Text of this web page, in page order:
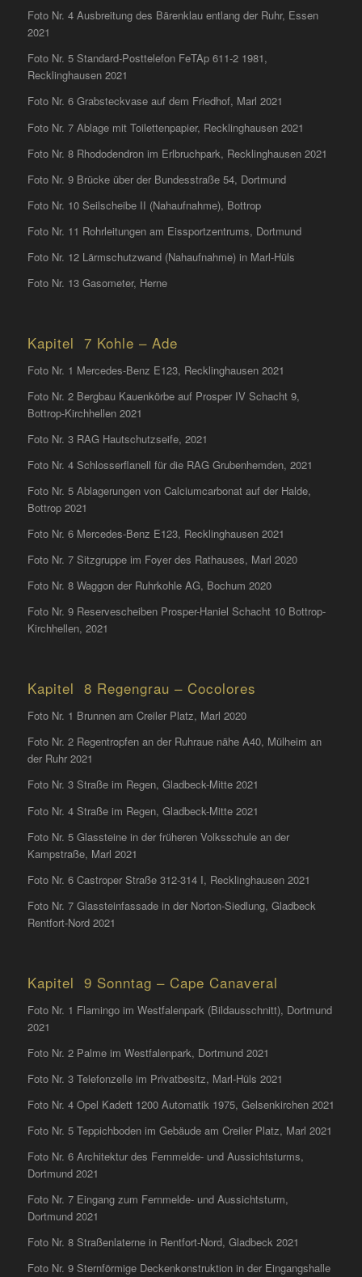
Foto Nr. 4 Ausbreitung des Bärenklau entlang der Ruhr, Essen
2021
Foto Nr. 5 Standard-Posttelefon FeTAp 611-2 1981,
Recklinghausen 2021
Foto Nr. 6 Grabsteckvase auf dem Friedhof, Marl 2021
Foto Nr. 7 Ablage mit Toilettenpapier, Recklinghausen 2021
Foto Nr. 8 Rhododendron im Erlbruchpark, Recklinghausen 2021
Foto Nr. 9 Brücke über der Bundesstraße 54, Dortmund
Foto Nr. 10 Seilscheibe II (Nahaufnahme), Bottrop
Foto Nr. 11 Rohrleitungen am Eissportzentrums, Dortmund
Foto Nr. 12 Lärmschutzwand (Nahaufnahme) in Marl-Hüls
Foto Nr. 13 Gasometer, Herne
Kapitel 7 Kohle – Ade
Foto Nr. 1 Mercedes-Benz E123, Recklinghausen 2021
Foto Nr. 2 Bergbau Kauenkörbe auf Prosper IV Schacht 9,
Bottrop-Kirchhellen 2021
Foto Nr. 3 RAG Hautschutzseife, 2021
Foto Nr. 4 Schlosserflanell für die RAG Grubenhemden, 2021
Foto Nr. 5 Ablagerungen von Calciumcarbonat auf der Halde,
Bottrop 2021
Foto Nr. 6 Mercedes-Benz E123, Recklinghausen 2021
Foto Nr. 7 Sitzgruppe im Foyer des Rathauses, Marl 2020
Foto Nr. 8 Waggon der Ruhrkohle AG, Bochum 2020
Foto Nr. 9 Reservescheiben Prosper-Haniel Schacht 10 Bottrop-
Kirchhellen, 2021
Kapitel 8 Regengrau – Cocolores
Foto Nr. 1 Brunnen am Creiler Platz, Marl 2020
Foto Nr. 2 Regentropfen an der Ruhraue nähe A40, Mülheim an
der Ruhr 2021
Foto Nr. 3 Straße im Regen, Gladbeck-Mitte 2021
Foto Nr. 4 Straße im Regen, Gladbeck-Mitte 2021
Foto Nr. 5 Glassteine in der früheren Volksschule an der
Kampstraße, Marl 2021
Foto Nr. 6 Castroper Straße 312-314 I, Recklinghausen 2021
Foto Nr. 7 Glassteinfassade in der Norton-Siedlung, Gladbeck
Rentfort-Nord 2021
Kapitel 9 Sonntag – Cape Canaveral
Foto Nr. 1 Flamingo im Westfalenpark (Bildausschnitt), Dortmund
2021
Foto Nr. 2 Palme im Westfalenpark, Dortmund 2021
Foto Nr. 3 Telefonzelle im Privatbesitz, Marl-Hüls 2021
Foto Nr. 4 Opel Kadett 1200 Automatik 1975, Gelsenkirchen 2021
Foto Nr. 5 Teppichboden im Gebäude am Creiler Platz, Marl 2021
Foto Nr. 6 Architektur des Fernmelde- und Aussichtsturms,
Dortmund 2021
Foto Nr. 7 Eingang zum Fernmelde- und Aussichtsturm,
Dortmund 2021
Foto Nr. 8 Straßenlaterne in Rentfort-Nord, Gladbeck 2021
Foto Nr. 9 Sternförmige Deckenkonstruktion in der Eingangshalle